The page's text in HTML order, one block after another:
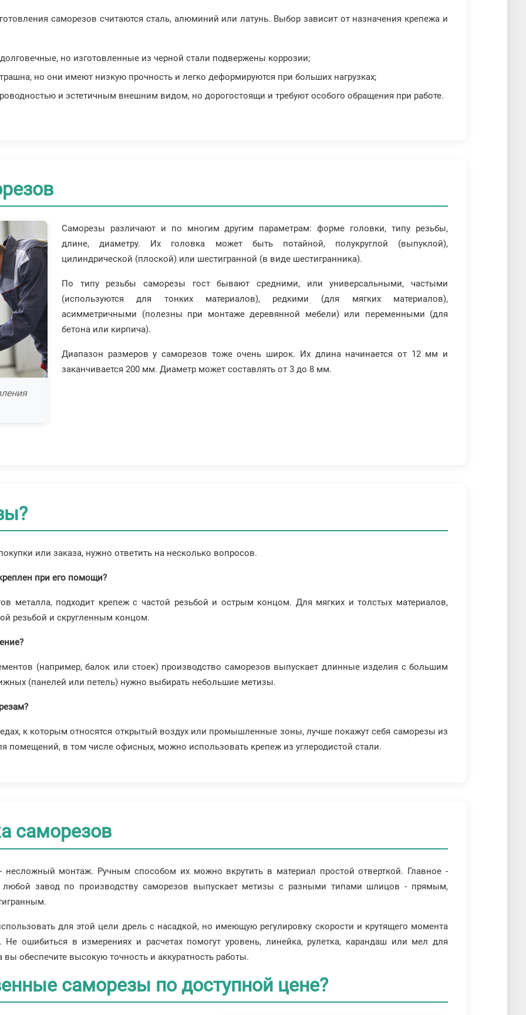
саморезов считаются сталь, алюминий или латунь. Выбор зависит от назначения крепежа и
но изготовленные из черной стали подвержены коррозии;
но они имеют низкую прочность и легко деформируются при больших нагрузках;
и эстетичным внешним видом, но дорогостоящи и требуют особого обращения при работе.
Саморезы различают и по многим другим параметрам: форме головки, типу резьбы,
длине, диаметру. Их головка может быть потайной, полукруглой (выпуклой),
цилиндрической (плоской) или шестигранной (в виде шестигранника).
По типу резьбы саморезы гост бывают средними, или универсальными, частыми
(используются для тонких материалов), редкими (для мягких материалов),
асимметричными (полезны при монтаже деревянной мебели) или переменными (для
бетона или кирпича).
Диапазон размеров у саморезов тоже очень широк. Их длина начинается от 12 мм и
заканчивается 200 мм. Диаметр может составлять от 3 до 8 мм.
или заказа, нужно ответить на несколько вопросов.
при его помощи?
металла, подходит крепеж с частой резьбой и острым концом. Для мягких и толстых материалов,
резьбой и скругленным концом.
(например, балок или стоек) производство саморезов выпускает длинные изделия с большим
(панелей или петель) нужно выбирать небольшие метизы.
к которым относятся открытый воздух или промышленные зоны, лучше покажут себя саморезы из
в том числе офисных, можно использовать крепеж из углеродистой стали.
саморезов
монтаж. Ручным способом их можно вкрутить в материал простой отверткой. Главное -
любой завод по производству саморезов выпускает метизы с разными типами шлицов - прямым,
для этой цели дрель с насадкой, но имеющую регулировку скорости и крутящего момента
Не ошибиться в измерениях и расчетах помогут уровень, линейка, рулетка, карандаш или мел для
обеспечите высокую точность и аккуратность работы.
саморезы по доступной цене?